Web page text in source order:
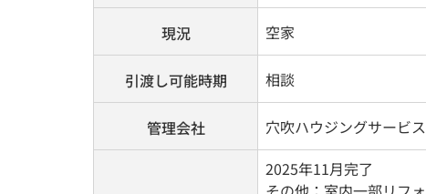
現況 空家
引渡し可能時期 相談
管理会社 穴吹ハウジングサービス
2025年11月完了